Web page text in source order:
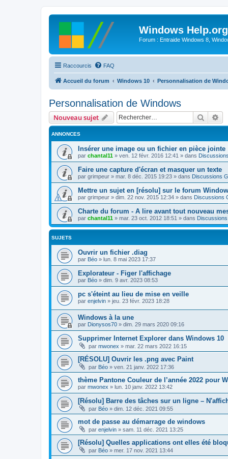
Windows Help.org
Forum : Entraide Windows 8,
Raccourcis FAQ
Accueil du forum Windows 10 Personnalisation de
Personnalisation de Windows
Nouveau sujet
ANNONCES
Insérer une image ou un fichier en pièce jointe
par chantal11 » ven. 12 févr. 2016 12:41 » dans
Faire une capture d'écran et masquer un texte
par grimpeur » mar. 8 déc. 2015 19:23 » dans Discussions
Mettre un sujet en [résolu] sur le forum
par grimpeur » dim. 22 nov. 2015 12:34 » dans Discussions
Charte du forum - A lire avant tout nouveau
par chantal11 » mar. 23 oct. 2012 18:51 » dans
SUJETS
Ouvrir un fichier .diag
par Béo » lun. 8 mai 2023 17:37
Explorateur - Figer l'affichage
par Béo » dim. 9 avr. 2023 08:53
pc s'éteint au lieu de mise en veille
par enjelvin » jeu. 23 févr. 2023 18:28
Windows à la une
par Dionysos70 » dim. 29 mars 2020 09:16
Supprimer Internet Explorer dans Windows 10
par mwonex » mar. 22 mars 2022 16:15
[RÉSOLU] Ouvrir les .png avec Paint
par Béo » ven. 21 janv. 2022 17:36
thème Pantone Couleur de l’année 2022 pour
par mwonex » lun. 10 janv. 2022 13:42
[Résolu] Barre des tâches sur un ligne –
par Béo » dim. 12 déc. 2021 09:55
mot de passe au démarrage de windows
par enjelvin » sam. 11 déc. 2021 13:25
[Résolu] Quelles applications ont elles été
par Béo » mer. 17 nov. 2021 13:44